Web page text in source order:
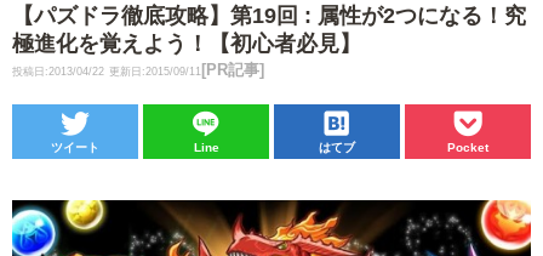
【パズドラ徹底攻略】第19回 : 属性が2つになる！究
極進化を覚えよう！【初心者必見】
投稿日:2013/04/22 更新日:2015/09/11 [PR記事]
ツイート Line はてブ Pocket